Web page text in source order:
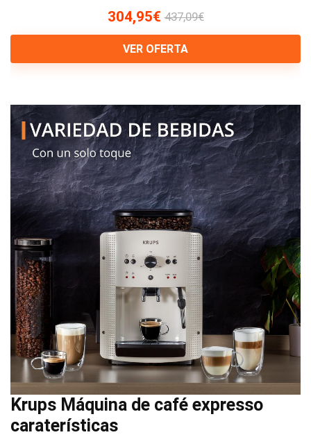
304,95€ 437,09€
VER OFERTA
Krups Máquina de café expresso
caraterísticas